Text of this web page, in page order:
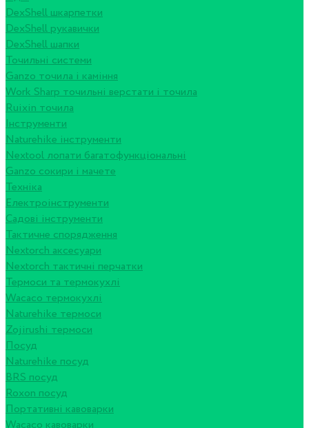
DexShell шкарпетки
DexShell рукавички
DexShell шапки
Точильні системи
Ganzo точила і каміння
Work Sharp точильні верстати і точила
Ruixin точила
Інструменти
Naturehike інструменти
Nextool лопати багатофункціональні
Ganzo сокири і мачете
Техніка
Електроінструменти
Садові інструменти
Тактичне спорядження
Nextorch аксесуари
Nextorch тактичні перчатки
Термоси та термокухлі
Wacaco термокухлі
Naturehike термоси
Zojirushi термоси
Посуд
Naturehike посуд
BRS посуд
Roxon посуд
Портативні кавоварки